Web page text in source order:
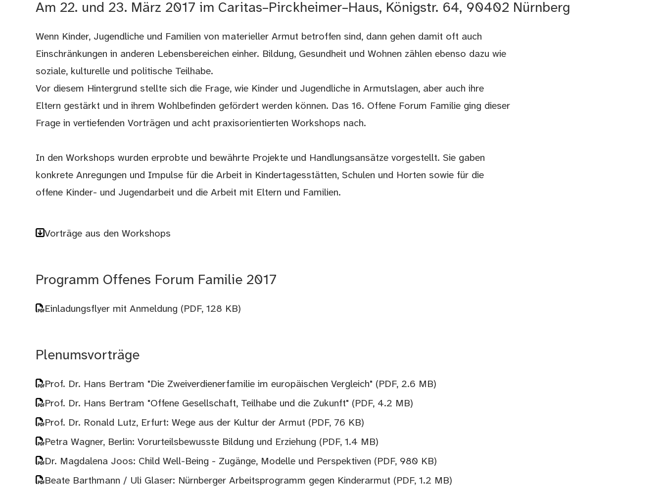
Am 22. und 23. März 2017 im Caritas–Pirckheimer–Haus, Königstr. 64, 90402 Nürnberg
Wenn Kinder, Jugendliche und Familien von materieller Armut betroffen sind, dann gehen damit oft auch
Einschränkungen in anderen Lebensbereichen einher. Bildung, Gesundheit und Wohnen zählen ebenso dazu wie
soziale, kulturelle und politische Teilhabe.
Vor diesem Hintergrund stellte sich die Frage, wie Kinder und Jugendliche in Armutslagen, aber auch ihre
Eltern gestärkt und in ihrem Wohlbefinden gefördert werden können. Das 16. Offene Forum Familie ging dieser
Frage in vertiefenden Vorträgen und acht praxisorientierten Workshops nach.
In den Workshops wurden erprobte und bewährte Projekte und Handlungsansätze vorgestellt. Sie gaben
konkrete Anregungen und Impulse für die Arbeit in Kindertagesstätten, Schulen und Horten sowie für die
offene Kinder- und Jugendarbeit und die Arbeit mit Eltern und Familien.
Vorträge aus den Workshops
Programm Offenes Forum Familie 2017
Einladungsflyer mit Anmeldung (PDF, 128 KB)
Plenumsvorträge
Prof. Dr. Hans Bertram "Die Zweiverdienerfamilie im europäischen Vergleich" (PDF, 2.6 MB)
Prof. Dr. Hans Bertram "Offene Gesellschaft, Teilhabe und die Zukunft" (PDF, 4.2 MB)
Prof. Dr. Ronald Lutz, Erfurt: Wege aus der Kultur der Armut (PDF, 76 KB)
Petra Wagner, Berlin: Vorurteilsbewusste Bildung und Erziehung (PDF, 1.4 MB)
Dr. Magdalena Joos: Child Well-Being - Zugänge, Modelle und Perspektiven (PDF, 980 KB)
Beate Barthmann / Uli Glaser: Nürnberger Arbeitsprogramm gegen Kinderarmut (PDF, 1.2 MB)